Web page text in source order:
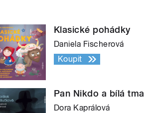
Klasické pohádky
Daniela Fischerová
Koupit
Pan Nikdo a bílá tma
Dora Kaprálová